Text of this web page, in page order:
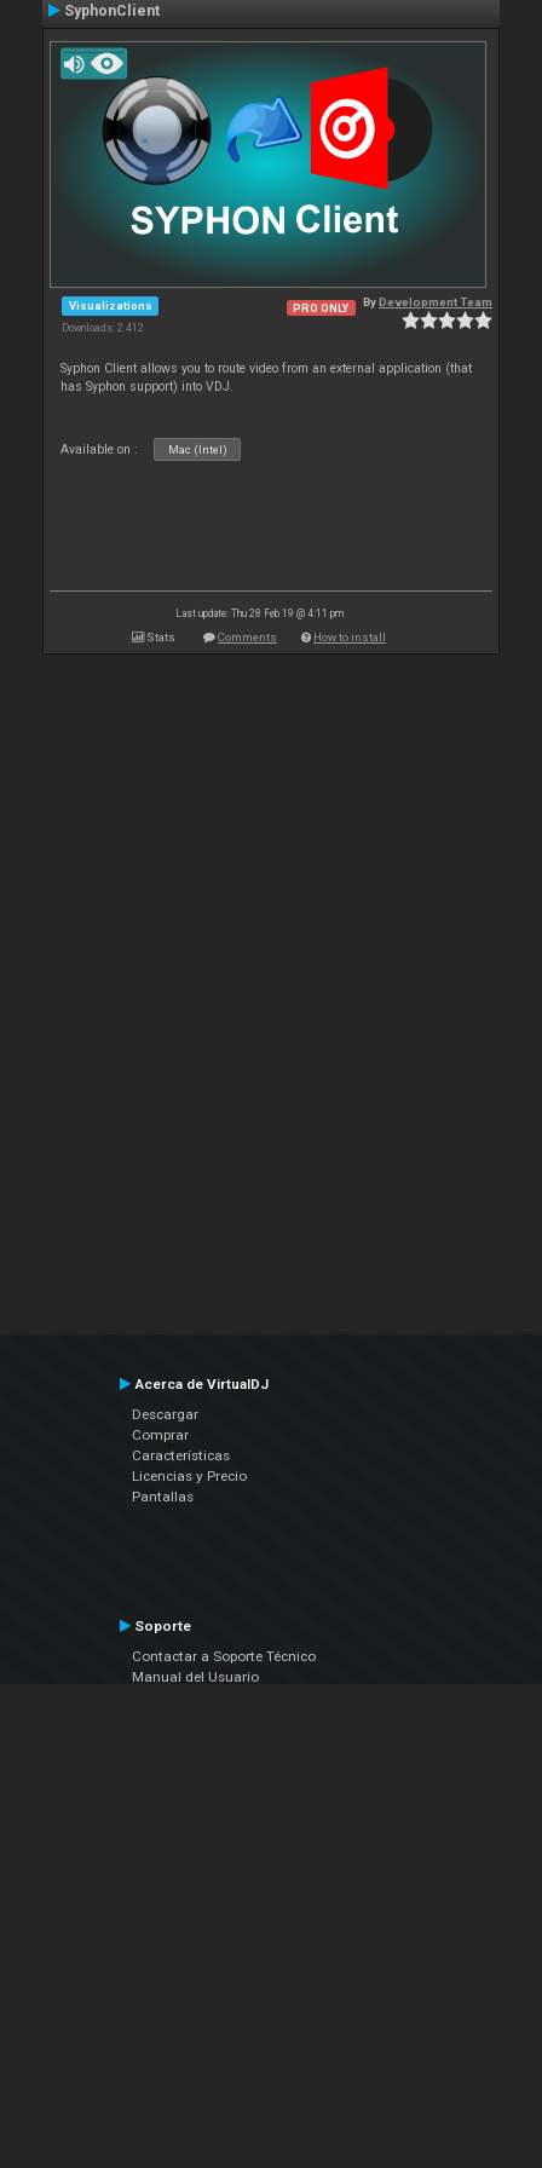
SyphonClient
Visualizations
Downloads: 2 412
PRO ONLY ByDevelopment Team
Syphon Client allows you to route video from an external application (that
has Syphon support) into VDJ.
Available on : Mac (Intel)
Last update: Thu 28 Feb 19 @ 4:11 pm
Stats Comments How to install
Acerca de VirtualDJ
Descargar
Comprar
Características
Licencias y Precio
Pantallas
Soporte
Contactar a Soporte Técnico
Manual del Usuario